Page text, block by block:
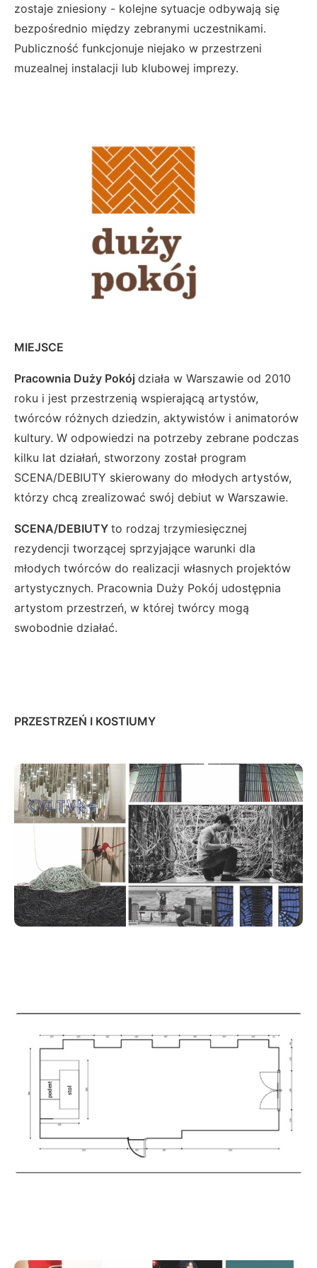
zostaje zniesiony - kolejne sytuacje odbywają się
bezpośrednio między zebranymi uczestnikami.
Publiczność funkcjonuje niejako w przestrzeni
muzealnej instalacji lub klubowej imprezy.
MIEJSCE
Pracownia Duży Pokój działa w Warszawie od 2010
roku i jest przestrzenią wspierającą artystów,
twórców różnych dziedzin, aktywistów i animatorów
kultury. W odpowiedzi na potrzeby zebrane podczas
kilku lat działań, stworzony został program
SCENA/DEBIUTY skierowany do młodych artystów,
którzy chcą zrealizować swój debiut w Warszawie.
SCENA/DEBIUTY to rodzaj trzymiesięcznej
rezydencji tworzącej sprzyjające warunki dla
młodych twórców do realizacji własnych projektów
artystycznych. Pracownia Duży Pokój udostępnia
artystom przestrzeń, w której twórcy mogą
swobodnie działać.
PRZESTRZEŃ I KOSTIUMY